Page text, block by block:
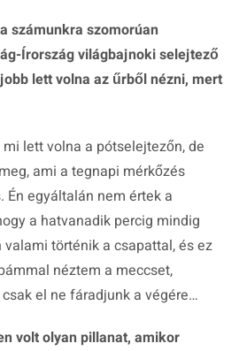
számunkra szomorúan
Írország világbajnoki selejtező
lett volna az űrből nézni, mert
lett volna a pótselejtezőn, de
ami a tegnapi mérkőzés
egyáltalán nem értek a
a hatvanadik percig mindig
történik a csapattal, és ez
néztem a meccset,
el ne fáradjunk a végére…
volt olyan pillanat, amikor